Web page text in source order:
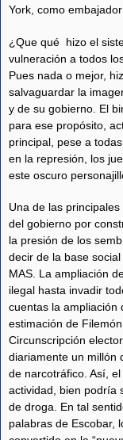
York, como
¿Que qué hizo el
vulneración a todos
Pues nada o mejor,
salvaguardar la
y de su gobierno. El
para ese propósito,
principal, pese a
en la represión, los
este oscuro
Una de las
del gobierno por
la presión de los
decir de la base
MAS. La ampliación
ilegal hasta invadir
cuentas la ampliación
estimación de
Circunscripción
diariamente un millón
de narcotráfico. Así,
actividad, bien podría
de droga. En tal
palabras de Escobar,